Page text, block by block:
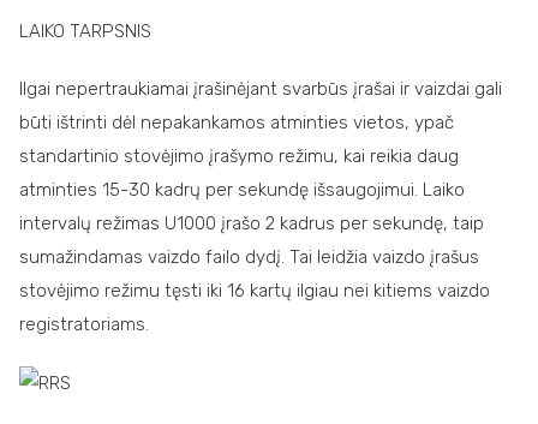
LAIKO TARPSNIS
Ilgai nepertraukiamai įrašinėjant svarbūs įrašai ir vaizdai gali
būti ištrinti dėl nepakankamos atminties vietos, ypač
standartinio stovėjimo įrašymo režimu, kai reikia daug
atminties 15-30 kadrų per sekundę išsaugojimui. Laiko
intervalų režimas U1000 įrašo 2 kadrus per sekundę, taip
sumažindamas vaizdo failo dydį. Tai leidžia vaizdo įrašus
stovėjimo režimu tęsti iki 16 kartų ilgiau nei kitiems vaizdo
registratoriams.